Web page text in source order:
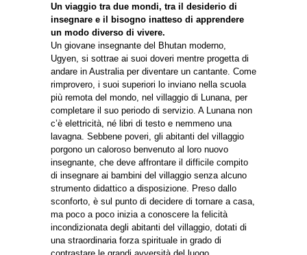
Un viaggio tra due mondi, tra il desiderio di
insegnare e il bisogno inatteso di apprendere
un modo diverso di vivere.
Un giovane insegnante del Bhutan moderno,
Ugyen, si sottrae ai suoi doveri mentre progetta di
andare in Australia per diventare un cantante. Come
rimprovero, i suoi superiori lo inviano nella scuola
più remota del mondo, nel villaggio di Lunana, per
completare il suo periodo di servizio. A Lunana non
c’è elettricità, né libri di testo e nemmeno una
lavagna. Sebbene poveri, gli abitanti del villaggio
porgono un caloroso benvenuto al loro nuovo
insegnante, che deve affrontare il difficile compito
di insegnare ai bambini del villaggio senza alcuno
strumento didattico a disposizione. Preso dallo
sconforto, è sul punto di decidere di tornare a casa,
ma poco a poco inizia a conoscere la felicità
incondizionata degli abitanti del villaggio, dotati di
una straordinaria forza spirituale in grado di